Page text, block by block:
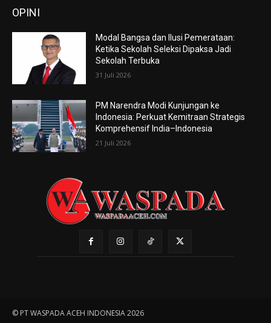
OPINI
Modal Bangsa dan Ilusi Pemerataan:
Ketika Sekolah Seleksi Dipaksa Jadi
Sekolah Terbuka
31 Juli 2026
PM Narendra Modi Kunjungan ke
Indonesia: Perkuat Kemitraan Strategis
Komprehensif India–Indonesia
21 Juli 2026
© PT WASPADA ACEH INDONESIA 2026